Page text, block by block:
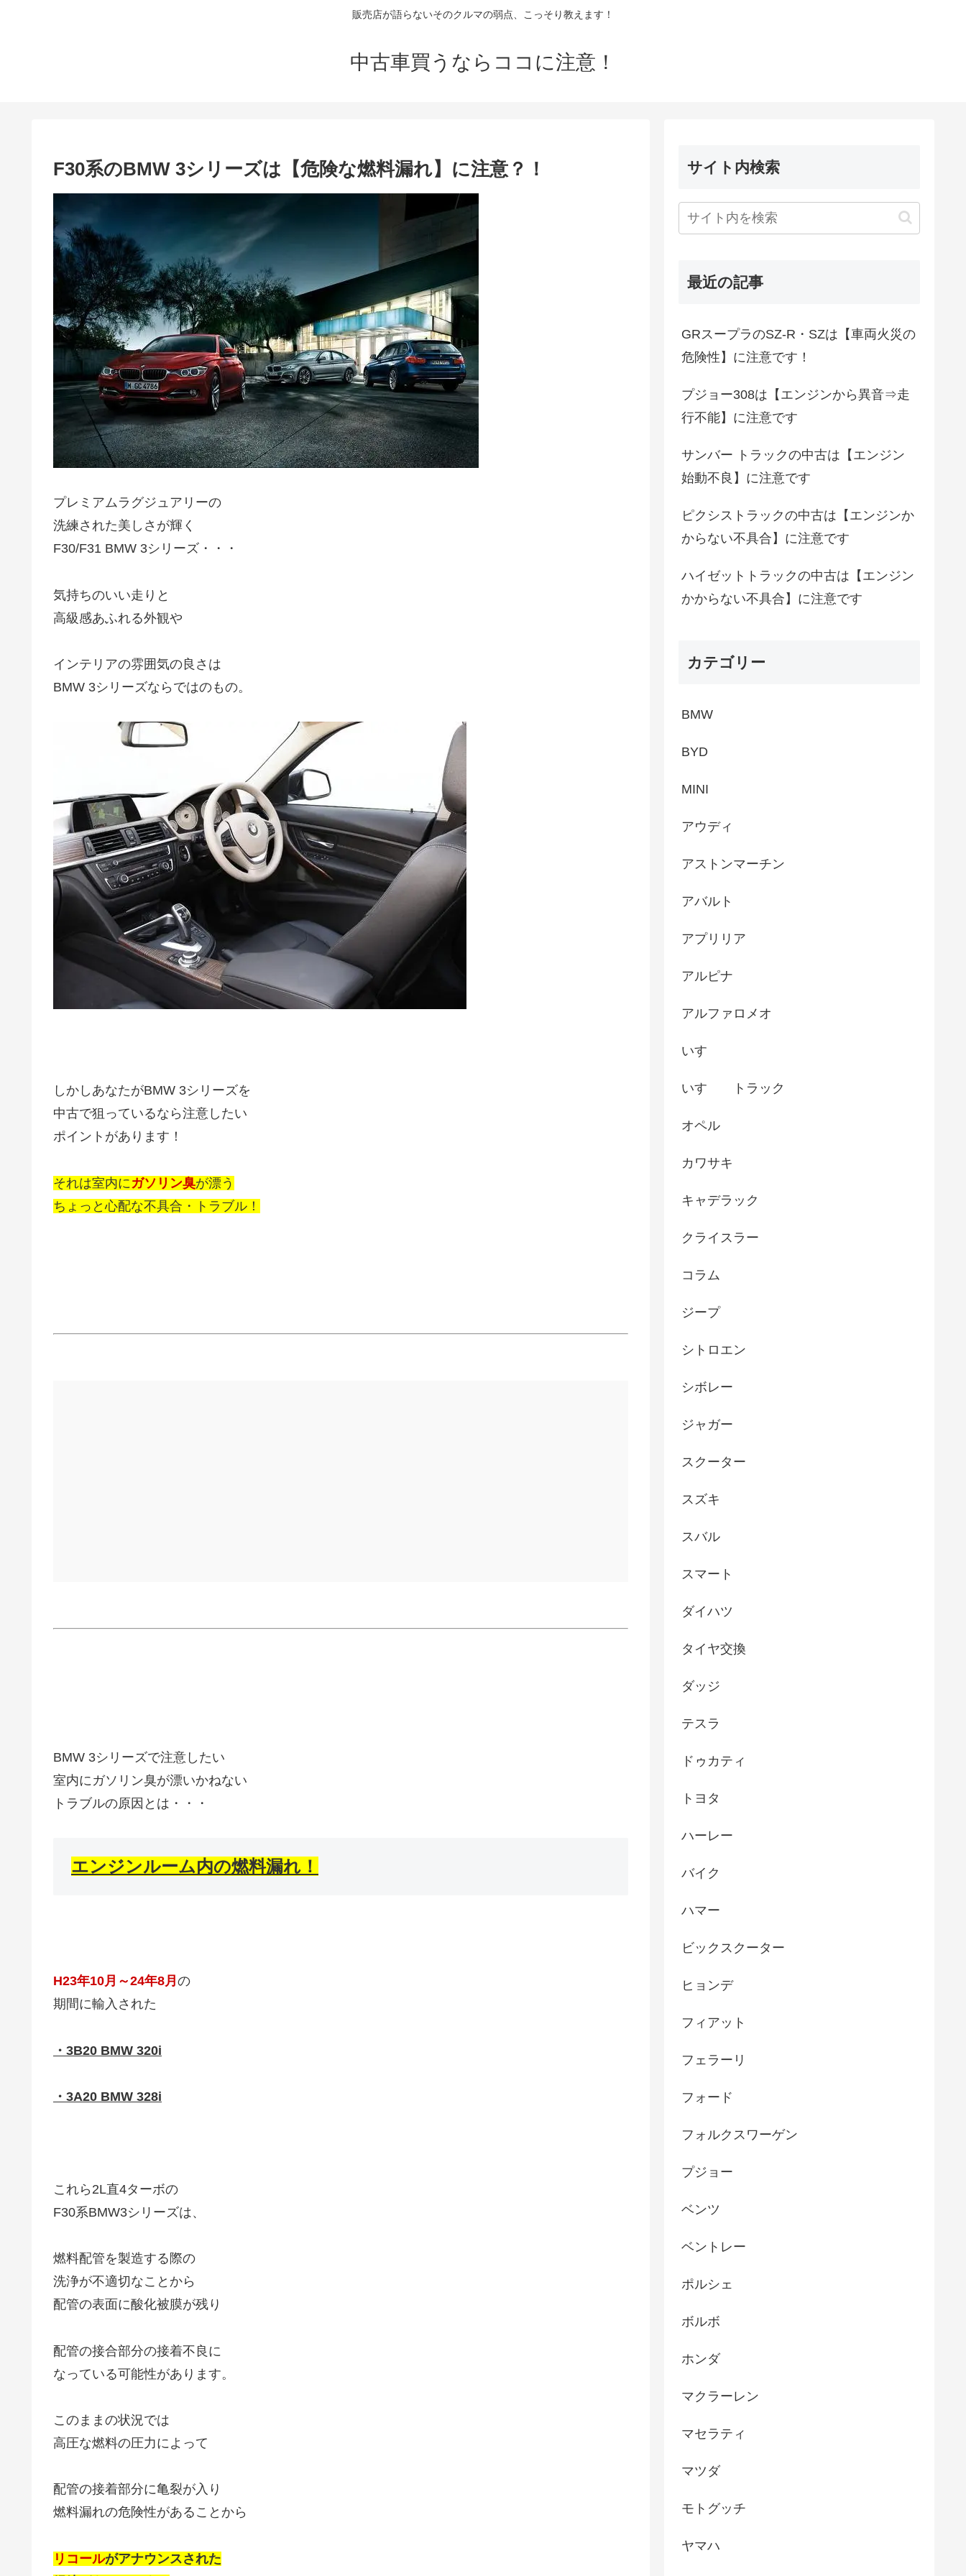
販売店が語らないそのクルマの弱点、こっそり教えます！
中古車買うならココに注意！
F30系のBMW 3シリーズは【危険な燃料漏れ】に注意？！
プレミアムラグジュアリーの
洗練された美しさが輝く
F30/F31 BMW 3シリーズ・・・
気持ちのいい走りと
高級感あふれる外観や
インテリアの雰囲気の良さは
BMW 3シリーズならではのもの。
しかしあなたがBMW 3シリーズを
中古で狙っているなら注意したい
ポイントがあります！
それは室内に ガソリン臭が漂う
ちょっと心配な不具合・トラブル！
BMW 3シリーズで注意したい
室内にガソリン臭が漂いかねない
トラブルの原因とは・・・
エンジンルーム内の燃料漏れ！
H23年10月～24年8月 の
期間に輸入された
・3B20 BMW 320i
・3A20 BMW 328i
これら2L直4ターボの
F30系BMW3シリーズは、
燃料配管を製造する際の
洗浄が不適切なことから
配管の表面に酸化被膜が残り
配管の接合部分の接着不良に
なっている可能性があります。
このままの状況では
高圧な燃料の圧力によって
配管の接着部分に亀裂が入り
燃料漏れの危険性があることから
リコールがアナウンスされた
サイト内検索
最近の記事
GRスープラのSZ-R・SZは【車両火災の
危険性】に注意です！
プジョー308は【エンジンから異音⇒走
行不能】に注意です
サンバー トラックの中古は【エンジン
始動不良】に注意です
ピクシストラックの中古は【エンジンか
からない不具合】に注意です
ハイゼットトラックの中古は【エンジン
かからない不具合】に注意です
カテゴリー
BMW
BYD
MINI
アウディ
アストンマーチン
アバルト
アプリリア
アルピナ
アルファロメオ
いすゞ
いすゞ トラック
オペル
カワサキ
キャデラック
クライスラー
コラム
ジープ
シトロエン
シボレー
ジャガー
スクーター
スズキ
スバル
スマート
ダイハツ
タイヤ交換
ダッジ
テスラ
ドゥカティ
トヨタ
ハーレー
バイク
ハマー
ビックスクーター
ヒョンデ
フィアット
フェラーリ
フォード
フォルクスワーゲン
プジョー
ベンツ
ベントレー
ポルシェ
ボルボ
ホンダ
マクラーレン
マセラティ
マツダ
モトグッチ
ヤマハ